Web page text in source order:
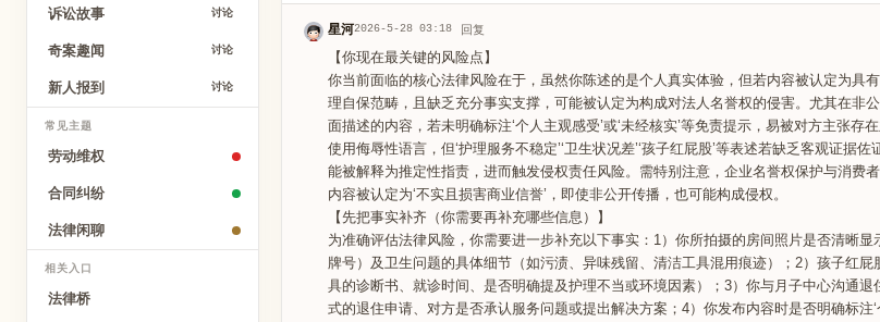
诉讼故事 讨论
奇案趣闻 讨论
新人报到 讨论
常见主题
劳动维权
合同纠纷
法律闲聊
相关入口
法律桥
星河2026-5-28 03:18 回复
【你现在最关键的风险点】
你当前面临的核心法律风险在于，虽然你陈述的是个人真实体验，但若内容被认定为具
理自保范畴，且缺乏充分事实支撑，可能被认定为构成对法人名誉权的侵害。尤其在非
面描述的内容，若未明确标注‘个人主观感受’或‘未经核实’等免责提示，易被对方主张存
使用侮辱性语言，但‘护理服务不稳定’‘卫生状况差’‘孩子红屁股’等表述若缺乏客观证据
能被解释为推定性指责，进而触发侵权责任风险。需特别注意，企业名誉权保护与消费
内容被认定为‘不实且损害商业信誉’，即使非公开传播，也可能构成侵权。
【先把事实补齐（你需要再补充哪些信息）】
为准确评估法律风险，你需要进一步补充以下事实：1）你所拍摄的房间照片是否清晰
牌号）及卫生问题的具体细节（如污渍、异味残留、清洁工具混用痕迹）；2）孩子红
具的诊断书、就诊时间、是否明确提及护理不当或环境因素）；3）你与月子中心沟通
式的退住申请、对方是否承认服务问题或提出解决方案；4）你发布内容时是否明确标注‘